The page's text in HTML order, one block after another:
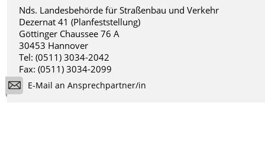
Nds. Landesbehörde für Straßenbau und Verkehr
Dezernat 41 (Planfeststellung)
Göttinger Chaussee 76 A
30453 Hannover
Tel: (0511) 3034-2042
Fax: (0511) 3034-2099
E-Mail an Ansprechpartner/in